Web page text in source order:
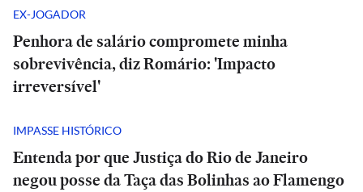
EX-JOGADOR
Penhora de salário compromete minha
sobrevivência, diz Romário: 'Impacto
irreversível'
IMPASSE HISTÓRICO
Entenda por que Justiça do Rio de Janeiro
negou posse da Taça das Bolinhas ao Flamengo